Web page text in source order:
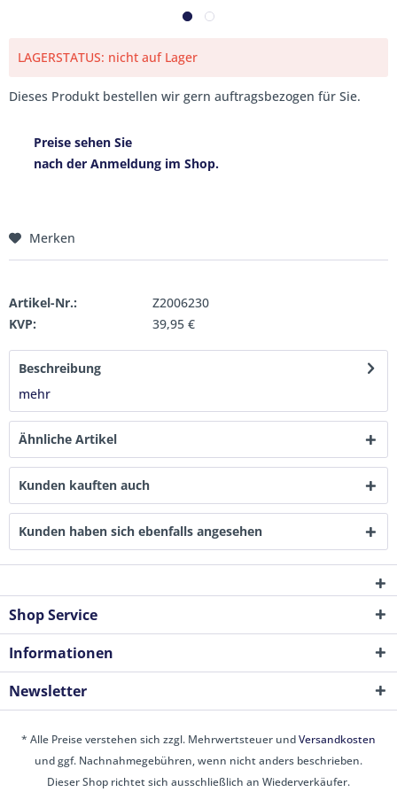
LAGERSTATUS: nicht auf Lager
Dieses Produkt bestellen wir gern auftragsbezogen für Sie.
Preise sehen Sie
nach der Anmeldung im Shop.
Merken
Artikel-Nr.:
Z2006230
KVP:
39,95 €
Beschreibung
mehr
Ähnliche Artikel
Kunden kauften auch
Kunden haben sich ebenfalls angesehen
Shop Service
Informationen
Newsletter
* Alle Preise verstehen sich zzgl. Mehrwertsteuer undVersandkosten
und ggf. Nachnahmegebühren, wenn nicht anders beschrieben.
Dieser Shop richtet sich ausschließlich an Wiederverkäufer.